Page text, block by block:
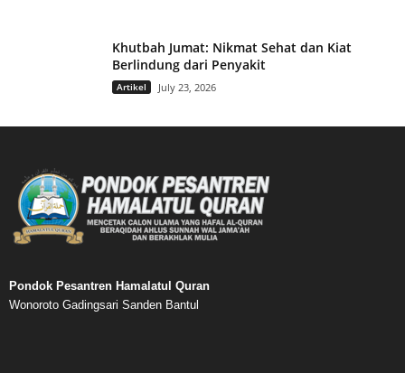
Khutbah Jumat: Nikmat Sehat dan Kiat
Berlindung dari Penyakit
Artikel July 23, 2026
Pondok Pesantren Hamalatul Quran
Wonoroto Gadingsari Sanden Bantul